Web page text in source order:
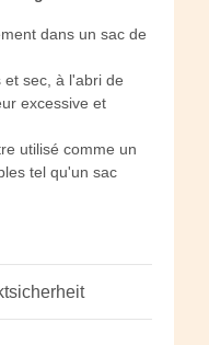
dans un sac de
et sec, à l'abri de
excessive et
utilisé comme un
tel qu'un sac